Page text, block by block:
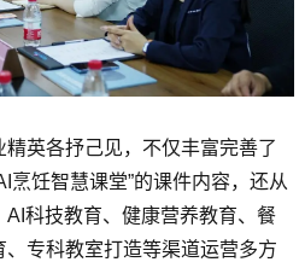
英各抒己见，不仅丰富完善了
烹饪智慧课堂”的课件内容，还从
科技教育、健康营养教育、餐
专科教室打造等渠道运营多方